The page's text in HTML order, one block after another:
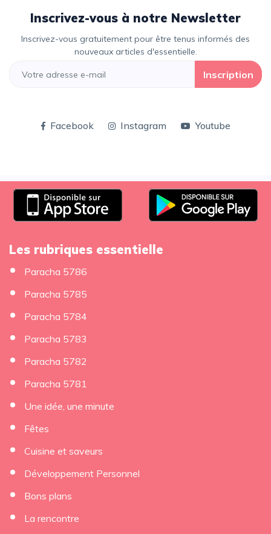
Inscrivez-vous à notre Newsletter
Inscrivez-vous gratuitement pour être tenus informés des
nouveaux articles d'essentielle.
Inscription
Facebook Instagram Youtube
Les rubriques essentielle
Paracha 5786
Paracha 5785
Paracha 5784
Paracha 5783
Paracha 5782
Paracha 5781
Une idée, une minute
Fêtes
Cuisine et saveurs
Développement Personnel
Bons plans
La rencontre